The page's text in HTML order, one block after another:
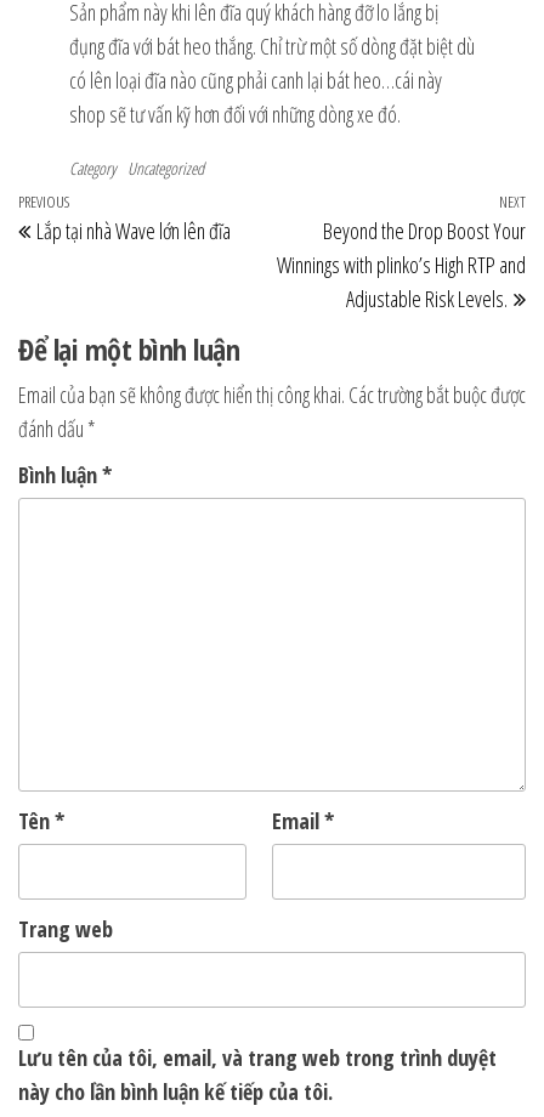
Sản phẩm này khi lên đĩa quý khách hàng đỡ lo lắng bị
đụng đĩa với bát heo thắng. Chỉ trừ một số dòng đặt biệt dù
có lên loại đĩa nào cũng phải canh lại bát heo…cái này
shop sẽ tư vấn kỹ hơn đối với những dòng xe đó.
Category Uncategorized
Điều
hướng
viết
Previous
Post
PREVIOUS
Lắp tại nhà Wave lớn lên đĩa
NEXT
Beyond the Drop Boost Your
Winnings with plinko’s High RTP and
Adjustable Risk Levels.
Để lại một bình luận
Email của bạn sẽ không được hiển thị công khai. Các trường bắt buộc được
đánh dấu *
Bình luận*
Tên* Email*
Trang web
Lưu tên của tôi, email, và trang web trong trình duyệt
này cho lần bình luận kế tiếp của tôi.